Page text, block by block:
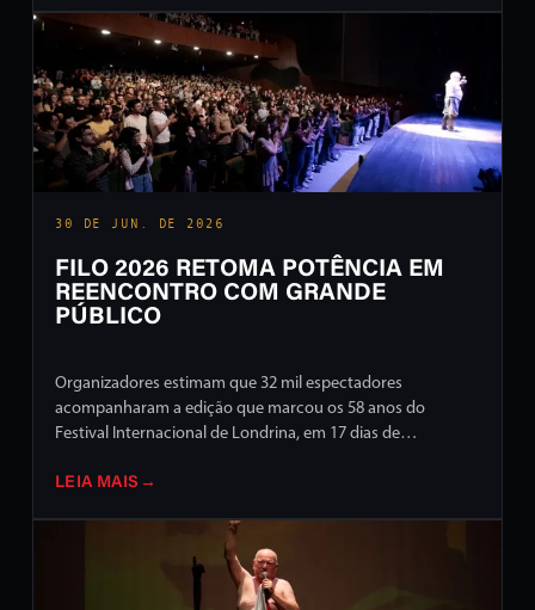
30 DE JUN. DE 2026
FILO 2026 RETOMA POTÊNCIA EM
REENCONTRO COM GRANDE
PÚBLICO
Organizadores estimam que 32 mil espectadores
acompanharam a edição que marcou os 58 anos do
Festival Internacional de Londrina, em 17 dias de
LEIA MAIS →